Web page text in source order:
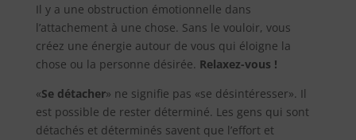
Il y a une obstruction émotionnelle dans
l’attachement à une chose. Sans le vouloir, vous
créez une énergie autour de vous qui éloigne la
chose ou la personne désirée. Relaxez-vous !
«Se détacher» ne signifie pas «se désintéresser». Il
est possible de rester déterminé. Les gens qui sont
détachés et déterminés savent que l’effort et